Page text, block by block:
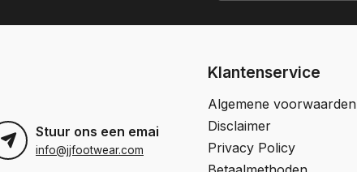
Stuur ons een email
info@jjfootwear.com
Klantenservice
Algemene voorwaarden
Disclaimer
Privacy Policy